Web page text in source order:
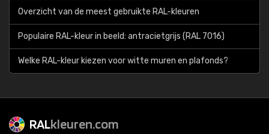
Overzicht van de meest gebruikte RAL-kleuren
Populaire RAL-kleur in beeld: antracietgrijs (RAL 7016)
Welke RAL-kleur kiezen voor witte muren en plafonds?
RALkleuren.com